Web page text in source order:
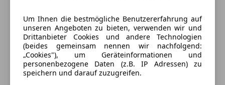
Um Ihnen die bestmögliche Benutzererfahrung auf
unseren Angeboten zu bieten, verwenden wir und
Drittanbieter Cookies und andere Technologien
(beides gemeinsam nennen wir nachfolgend:
„Cookies"), um Geräteinformationen und
personenbezogene Daten (z.B. IP Adressen) zu
speichern und darauf zuzugreifen.